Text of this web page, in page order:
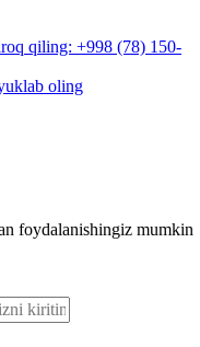
qiling: +998 (78) 150-
oling
foydalanishingiz mumkin